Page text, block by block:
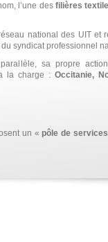
l’une des filières
national des UIT
du syndicat professionnel
parallèle, sa propre
la charge : Occitanie,
un « pôle de services